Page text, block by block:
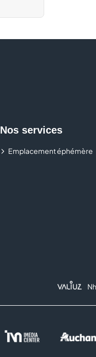
Des
Nos services
Emplacement éphémère